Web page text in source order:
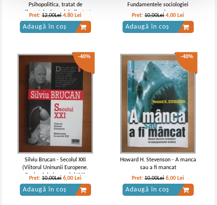
Psihopolitica, tratat de
psihopatologie sociala ilustrat
cu 100+1 dalmatieni ai politicii
romanesti
Pret:12,00Lei 4,80 Lei
Adaugă în coș
Fundamentele sociologiei
economice
Pret:10,00Lei 4,00 Lei
Adaugă în coș
-40%
Silviu Brucan - Secolul XXI
(Viitorul Uninunii Europene.
Razboaiele in secolul XXI)
Pret:10,00Lei 6,00 Lei
Adaugă în coș
-40%
Howard H. Stevenson - A manca
sau a fi mancat
Pret:10,00Lei 6,00 Lei
Adaugă în coș